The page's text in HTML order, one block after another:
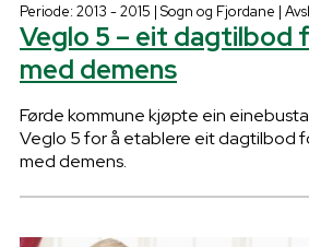
Periode: 2013 - 2015 | Sogn og Fjordane |
Veglo 5 – eit dagtilbod
med demens
Førde kommune kjøpte ein
Veglo 5 for å etablere eit dagtilbod
med demens.